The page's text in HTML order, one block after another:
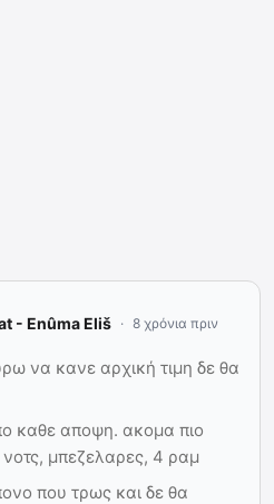
- Enûma Eliš 8 χρόνια πριν
να κανε αρχική τιμη δε θα
καθε αποψη. ακομα πιο
μπεζελαρες, 4 ραμ
που τρως και δε θα